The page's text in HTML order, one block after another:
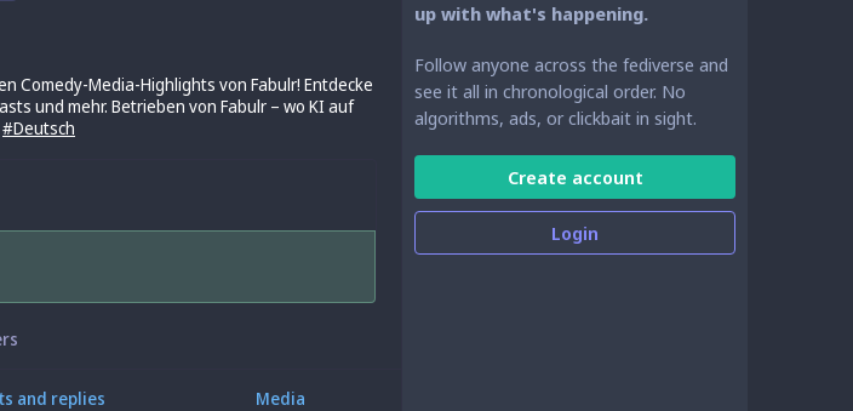
Comedy-Media-Highlights von Fabulr! Entdecke
und mehr. Betrieben von Fabulr – wo KI auf
#Deutsch
and replies Media
up with what's happening.
Follow anyone across the fediverse and
see it all in chronological order. No
algorithms, ads, or clickbait in sight.
Create account
Login